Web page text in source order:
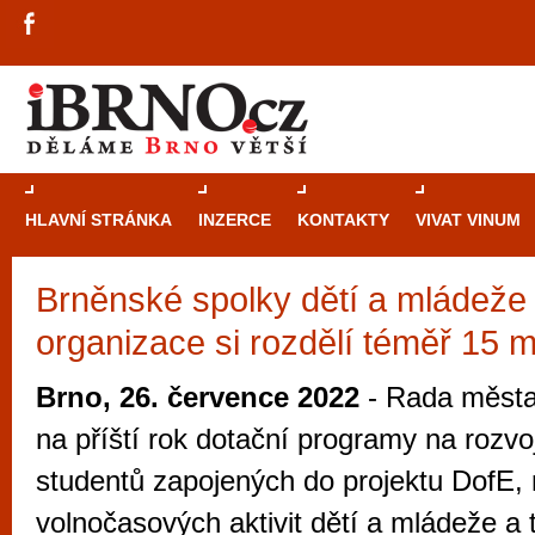
HLAVNÍ STRÁNKA INZERCE KONTAKTY VIVAT VINUM
Brněnské spolky dětí a
organizace si rozdělí téměř 15
Brno, 26. července 2022 - Rada
na příští rok dotační programy na
studentů zapojených do projektu DofE,
volnočasových aktivit dětí a mládeže a
Průvodce
Brně: Od
Brno je
zajímavé
restaurace,
Mimo jiné je ale také místem, kde si